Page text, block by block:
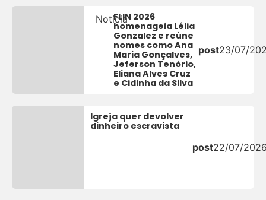
NotíciaFLIN 2026
homenageia Lélia
Gonzalez e reúne
nomes como Ana
Maria Gonçalves,
Jeferson Tenório,
Eliana Alves Cruz
e Cidinha da Silva
post23/07/
Igreja quer devolver
dinheiro escravista
post22/07/